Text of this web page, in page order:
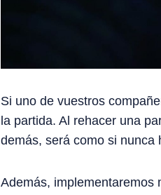
Si uno de vuestros
la partida. Al rehacer una
demás, será como si nunca
Además, implementaremos